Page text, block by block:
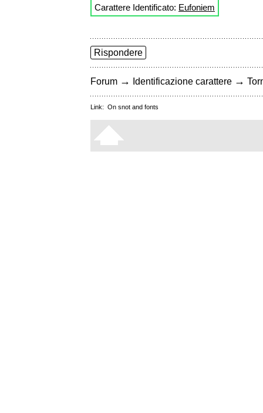
Carattere Identificato: Eufoniem
Rispondere
Forum → Identificazione carattere →
Link: On snot and fonts